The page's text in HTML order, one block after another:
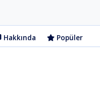
Hakkında Popüler